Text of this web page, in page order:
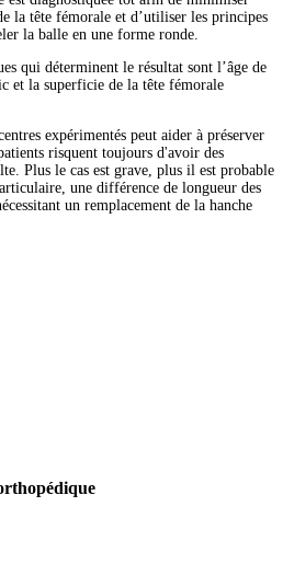
la tête fémorale et d’utiliser les principes
la balle en une forme ronde.
qui déterminent le résultat sont l’âge de
et la superficie de la tête fémorale
expérimentés peut aider à préserver
risquent toujours d'avoir des
Plus le cas est grave, plus il est probable
une différence de longueur des
un remplacement de la hanche